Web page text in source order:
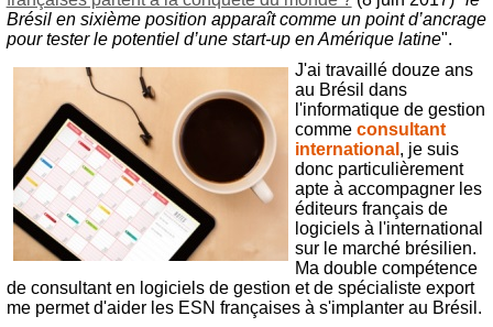
Brésil en sixième position apparaît comme un point d’ancrage
pour tester le potentiel d’une start-up en Amérique latine".
J'ai travaillé douze ans
au Brésil dans
l'informatique de gestion
comme consultant
international , je suis
donc particulièrement
apte à accompagner les
éditeurs français de
logiciels à l'international
sur le marché brésilien.
Ma double compétence
de consultant en logiciels de gestion et de spécialiste export
me permet d'aider les ESN françaises à s'implanter au Brésil.